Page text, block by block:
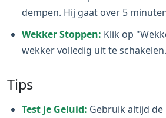
dempen. Hij gaat over 5
Wekker Stoppen: Klik op
wekker volledig uit te schakelen.
Tips
Test je Geluid: Gebruik altijd